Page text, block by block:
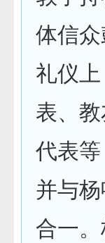
体信众
礼仪
表、
代表
并与
合一